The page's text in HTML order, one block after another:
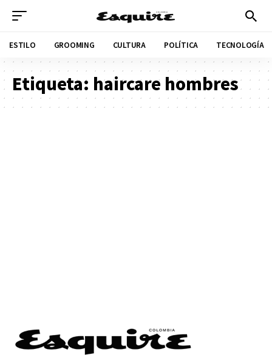
ESTILO GROOMING CULTURA POLÍTICA TECNOLOGÍA
Etiqueta: haircare hombres